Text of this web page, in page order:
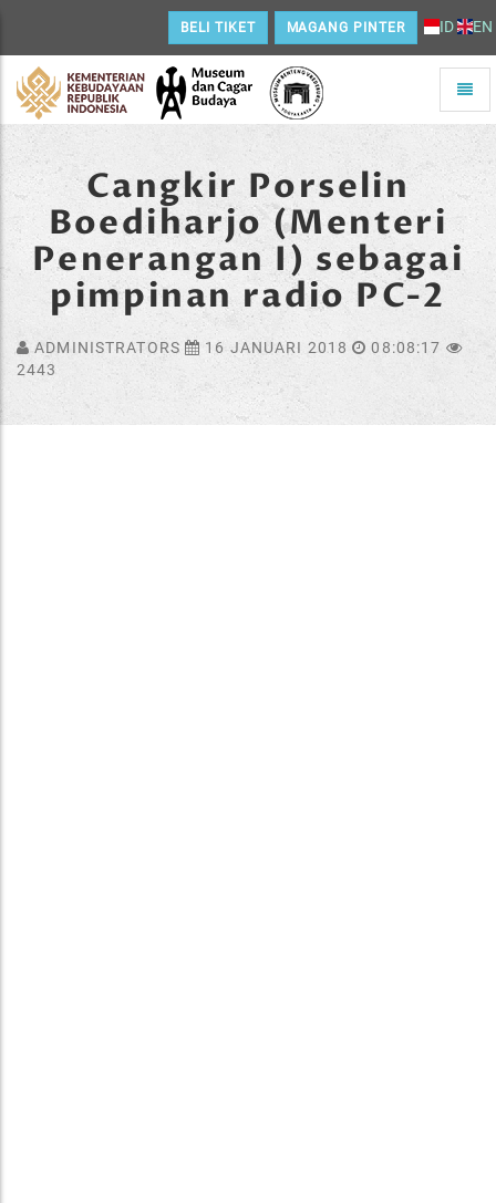
BELI TIKET MAGANG PINTER ID EN
Home
Toggle
Cangkir Porselin
Boediharjo (Menteri
Penerangan I) sebagai
pimpinan radio PC-2
ADMINISTRATORS 16 JANUARI 2018
08:08:17
2443